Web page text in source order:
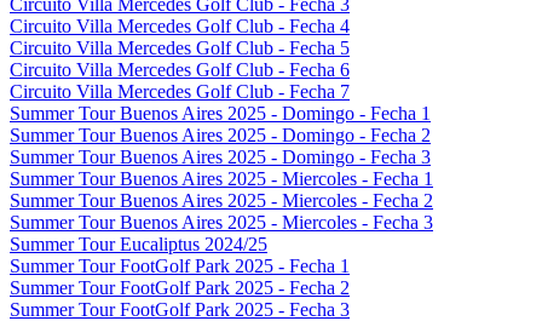
Circuito Villa Mercedes Golf Club - Fecha 3
Circuito Villa Mercedes Golf Club - Fecha 4
Circuito Villa Mercedes Golf Club - Fecha 5
Circuito Villa Mercedes Golf Club - Fecha 6
Circuito Villa Mercedes Golf Club - Fecha 7
Summer Tour Buenos Aires 2025 - Domingo - Fecha 1
Summer Tour Buenos Aires 2025 - Domingo - Fecha 2
Summer Tour Buenos Aires 2025 - Domingo - Fecha 3
Summer Tour Buenos Aires 2025 - Miercoles - Fecha 1
Summer Tour Buenos Aires 2025 - Miercoles - Fecha 2
Summer Tour Buenos Aires 2025 - Miercoles - Fecha 3
Summer Tour Eucaliptus 2024/25
Summer Tour FootGolf Park 2025 - Fecha 1
Summer Tour FootGolf Park 2025 - Fecha 2
Summer Tour FootGolf Park 2025 - Fecha 3